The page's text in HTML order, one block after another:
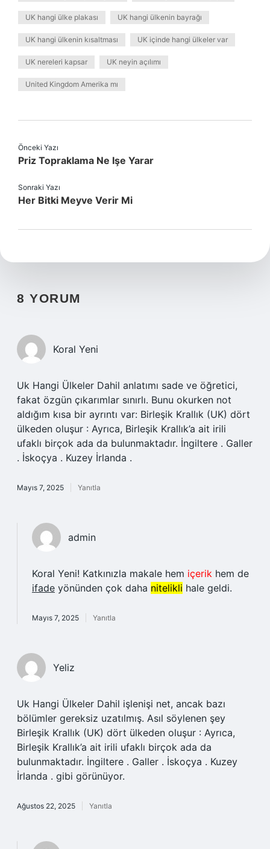
UK hangi ülke plakası UK hangi ülkenin bayrağı
UK hangi ülkenin kısaltması UK içinde hangi ülkeler var
UK nereleri kapsar UK neyin açılımı
United Kingdom Amerika mı
Önceki Yazı
Priz Topraklama Ne Işe Yarar
Sonraki Yazı
Her Bitki Meyve Verir Mi
8 YORUM
Koral Yeni
Uk Hangi Ülkeler Dahil anlatımı sade ve öğretici,
fakat özgün çıkarımlar sınırlı. Bunu okurken not
aldığım kısa bir ayrıntı var: Birleşik Krallık (UK) dört
ülkeden oluşur : Ayrıca, Birleşik Krallık’a ait irili
ufaklı birçok ada da bulunmaktadır. İngiltere . Galler
. İskoçya . Kuzey İrlanda .
Mayıs 7, 2025 Yanıtla
admin
Koral Yeni! Katkınızla makale hem içerik hem de
ifade yönünden çok daha nitelikli hale geldi.
Mayıs 7, 2025 Yanıtla
Yeliz
Uk Hangi Ülkeler Dahil işlenişi net, ancak bazı
bölümler gereksiz uzatılmış. Asıl söylenen şey
Birleşik Krallık (UK) dört ülkeden oluşur : Ayrıca,
Birleşik Krallık’a ait irili ufaklı birçok ada da
bulunmaktadır. İngiltere . Galler . İskoçya . Kuzey
İrlanda . gibi görünüyor.
Ağustos 22, 2025 Yanıtla